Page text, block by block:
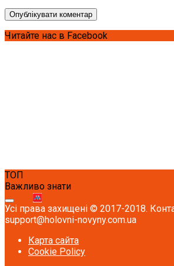
Читайте нас в Facebook
ТОП
Важливо знати
Усі права захищені © 2017-2018.
support@holovni-novyny.com.ua
Карта сайта
Cookie Policy